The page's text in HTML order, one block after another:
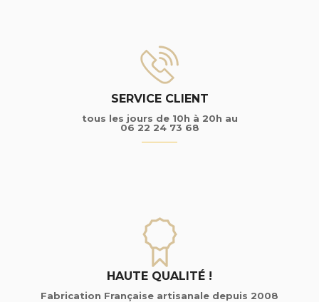
SERVICE CLIENT
tous les jours de 10h à 20h au
06 22 24 73 68
HAUTE QUALITÉ !
Fabrication Française artisanale depuis 2008